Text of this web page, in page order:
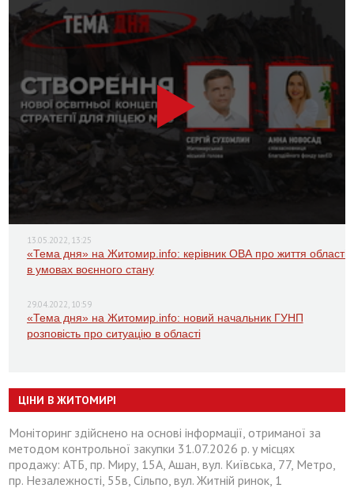
13.05.2022, 13:25
«Тема дня» на Житомир.info: керівник ОВА про життя області
в умовах воєнного стану
29.04.2022, 10:59
«Тема дня» на Житомир.info: новий начальник ГУНП
розповість про ситуацію в області
ЦІНИ В ЖИТОМИРІ
Моніторинг здійснено на основі інформації, отриманої за
методом контрольної закупки 31.07.2026 р. у місцях
продажу: АТБ, пр. Миру, 15А, Ашан, вул. Київська, 77, Метро,
пр. Незалежності, 55в, Сільпо, вул. Житній ринок, 1